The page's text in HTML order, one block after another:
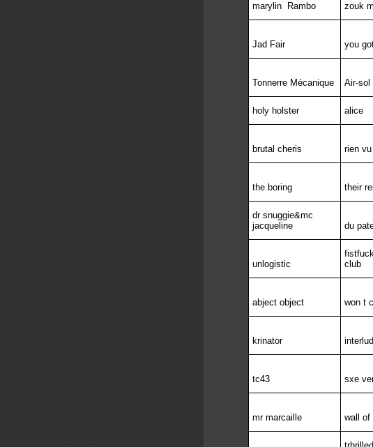
marylin Rambo zouk
Jad Fair you
Tonnerre Mécanique Air-sol
holy holster alice
brutal cheris rien
the boring their
dr snuggie&mc
jacqueline
du
unlogistic
club
abject object won t
krinator
tc43 sxe
mr marcaille wall of